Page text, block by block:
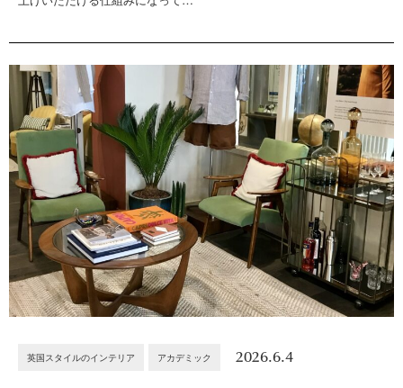
英国スタイルのインテリア アカデミック 2026.6.4